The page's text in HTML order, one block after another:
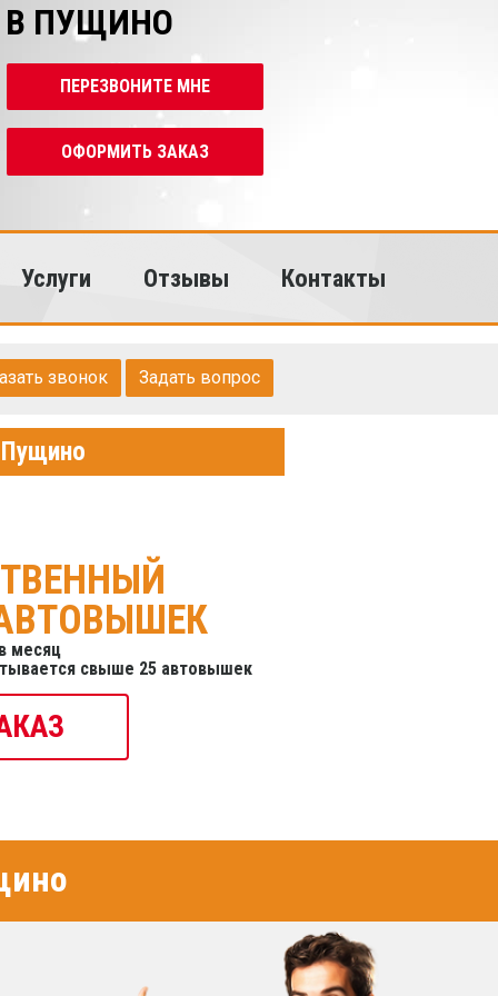
ПУЩИНО
ПЕРЕЗВОНИТЕ МНЕ
ОФОРМИТЬ ЗАКАЗ
Услуги Отзывы Контакты
звонок Задать вопрос
месяц
свыше 25 автовышек